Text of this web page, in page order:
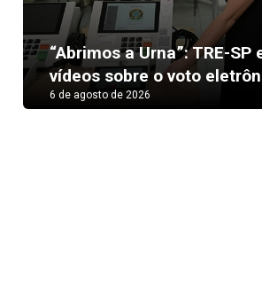
“Abrimos a Urna”: TRE-SP
vídeos sobre o voto
6 de agosto de 2026